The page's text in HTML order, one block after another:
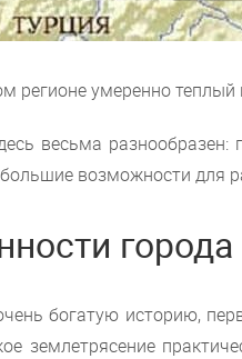
регионе умеренно
весьма разнообразен:
большие возможности для
города
богатую историю,
землетрясение